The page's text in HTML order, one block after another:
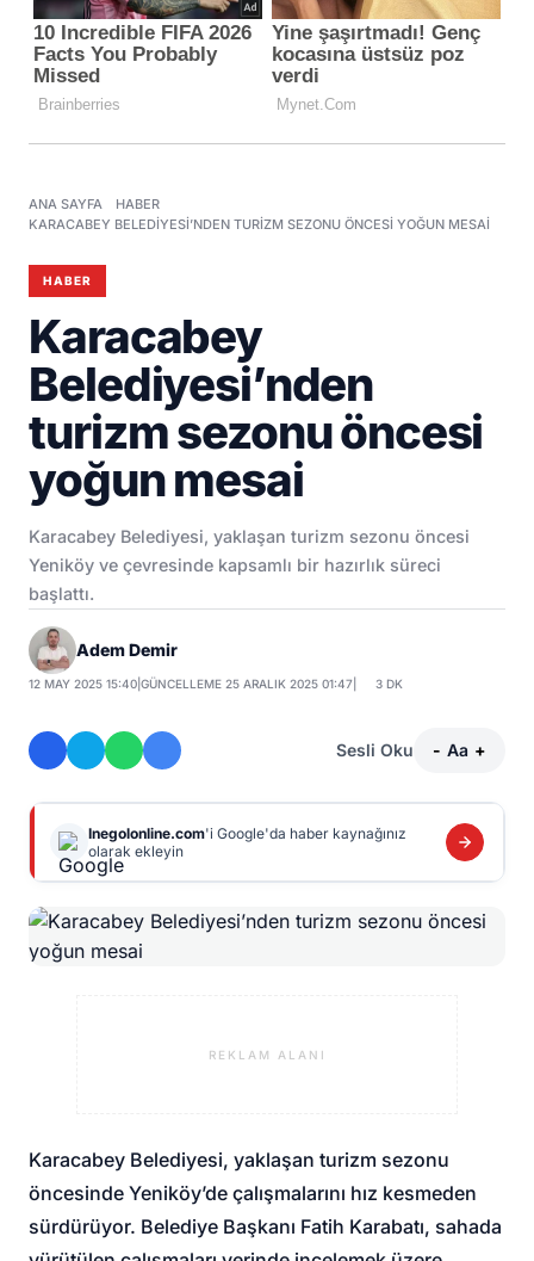
ANA SAYFA
HABER
KARACABEY BELEDIYESI’NDEN TURIZM SEZONU ÖNCESI YOĞUN MESAI
HABER
Karacabey
Belediyesi’nden
turizm sezonu öncesi
yoğun mesai
Karacabey Belediyesi, yaklaşan turizm sezonu öncesi
Yeniköy ve çevresinde kapsamlı bir hazırlık süreci
başlattı.
Adem Demir
12 MAY 2025 15:40 |GÜNCELLEME 25 ARALIK 2025 01:47 3 DK
Sesli Oku - Aa +
Inegolonline.com'i Google'da haber kaynağınız
olarak ekleyin
REKLAM ALANI
Karacabey Belediyesi, yaklaşan turizm sezonu
öncesinde Yeniköy’de çalışmalarını hız kesmeden
sürdürüyor. Belediye Başkanı Fatih Karabatı, sahada